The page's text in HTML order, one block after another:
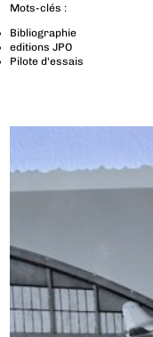
Mots-clés :
Bibliographie
editions JPO
Pilote d'essais